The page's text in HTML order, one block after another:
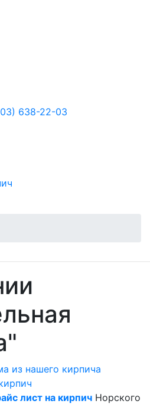
638-22-03
из нашего кирпича
лист на кирпич Норского